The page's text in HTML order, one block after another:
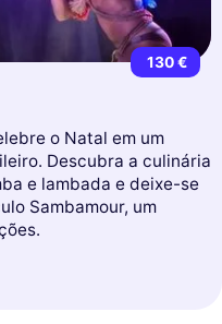
130 €
o Natal em um
Descubra a culinária
e lambada e deixe-se
Sambamour, um